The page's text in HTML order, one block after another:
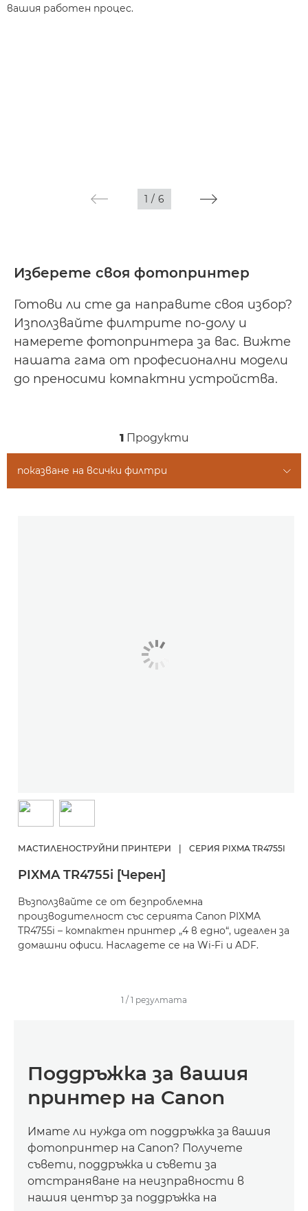
вашия работен процес.
1 / 6
Изберете своя фотопринтер
Готови ли сте да направите своя избор?
Използвайте филтрите по-долу и
намерете фотопринтера за вас. Вижте
нашата гама от професионални модели
до преносими компактни устройства.
1 Продукти
показване на всички филтри
МАСТИЛЕНОСТРУЙНИ ПРИНТЕРИ СЕРИЯ PIXMA TR4755I
PIXMA TR4755i [Черен]
Възползвайте се от безпроблемна
производителност със серията Canon PIXMA
TR4755i – компактен принтер „4 в едно“, идеален за
домашни офиси. Насладете се на Wi-Fi и ADF.
1 / 1 резултатa
Поддръжка за вашия
принтер на Canon
Имате ли нужда от поддръжка за вашия
фотопринтер на Canon? Получете
съвети, поддръжка и съвети за
отстраняване на неизправности в
нашия център за поддръжка на